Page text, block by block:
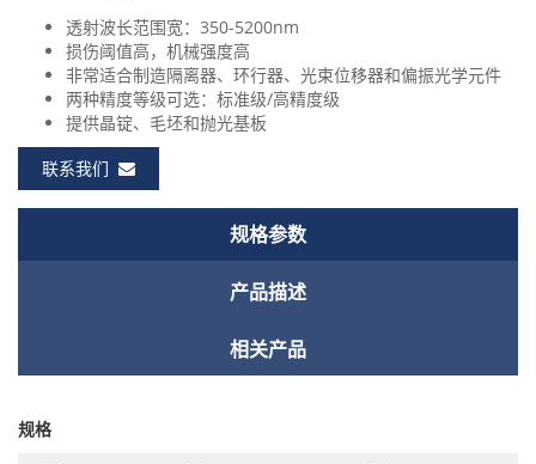
透射波长范围宽：350-5200nm
损伤阈值高，机械强度高
非常适合制造隔离器、环行器、光束位移器和偏振光学元件
两种精度等级可选：标准级/高精度级
提供晶锭、毛坯和抛光基板
联系我们
规格参数
产品描述
相关产品
规格